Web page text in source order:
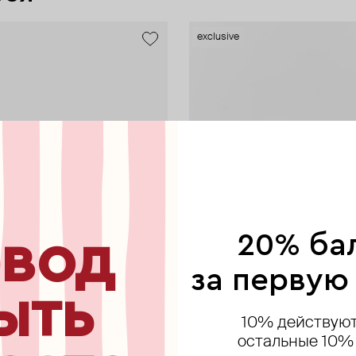
exclusive
AQUAGIRL
LITTLE BLACK
20%
за первую
10%
остальные